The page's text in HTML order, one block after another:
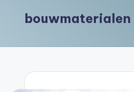
i
o
en
bouwmaterialen